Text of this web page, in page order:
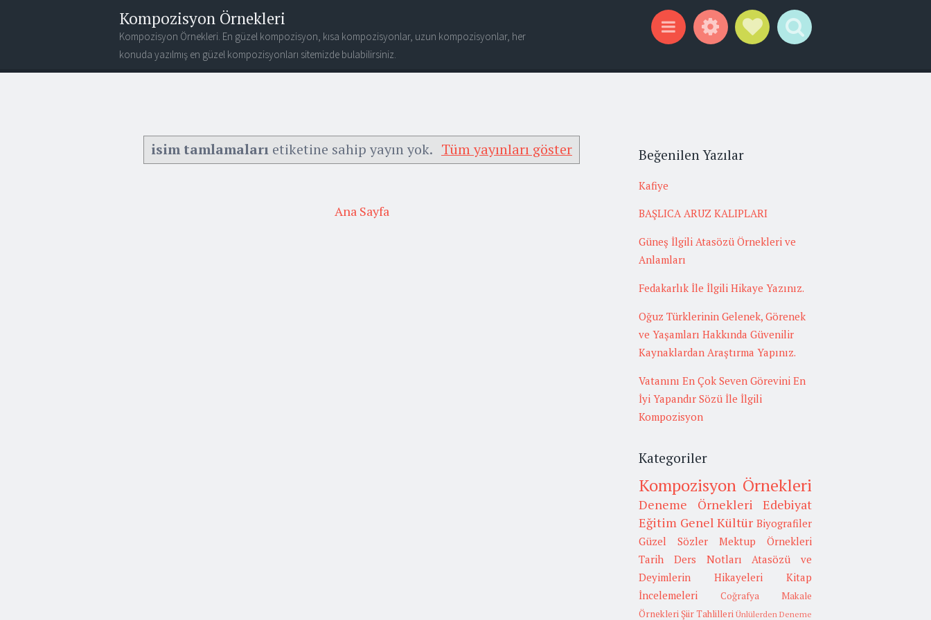
Kompozisyon Örnekleri
Kompozisyon Örnekleri. En güzel kompozisyon, kısa kompozisyonlar, uzun kompozisyonlar, her
konuda yazılmış en güzel kompozisyonları sitemizde bulabilirsiniz.
isim tamlamaları etiketine sahip yayın yok. Tüm yayınları göster
Ana Sayfa
Beğenilen Yazılar
Kafiye
BAŞLICA ARUZ KALIPLARI
Güneş İlgili Atasözü Örnekleri ve
Anlamları
Fedakarlık İle İlgili Hikaye Yazınız.
Oğuz Türklerinin Gelenek, Görenek
ve Yaşamları Hakkında Güvenilir
Kaynaklardan Araştırma Yapınız.
Vatanını En Çok Seven Görevini En
İyi Yapandır Sözü İle İlgili
Kompozisyon
Kategoriler
Kompozisyon Örnekleri
Deneme Örnekleri
Edebiyat
Eğitim Genel Kültür Biyografiler
Güzel Sözler
Mektup Örnekleri
Tarih
Ders Notları
Atasözü ve
Deyimlerin Hikayeleri
Kitap
İncelemeleri
Coğrafya
Makale
Örnekleri Şiir Tahlilleri Ünlülerden Deneme